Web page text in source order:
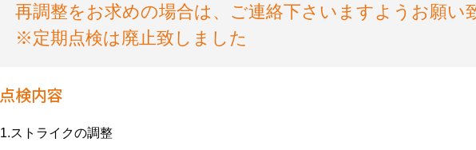
再調整をお求めの場合は、ご連絡下さいますようお願い
※定期点検は廃止致しました
点検内容
1.ストライクの調整